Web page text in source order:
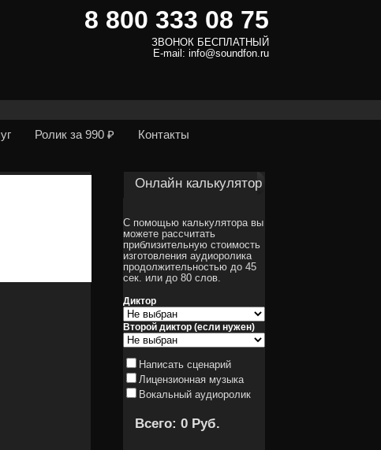
8 800 333 08 75
ЗВОНОК БЕСПЛАТНЫЙ
E-mail: info@soundfon.ru
Ролик за 990 ₽ Контакты
Онлайн калькулятор
С помощью калькулятора вы
можете рассчитать
приблизительную стоимость
изготовления аудиоролика
продолжительностью до 45
сек. или до 80 слов.
Диктор
Второй диктор (если нужен)
Написать сценарий
Лицензионная музыка
Вокальный аудиоролик
Всего: 0 Руб.